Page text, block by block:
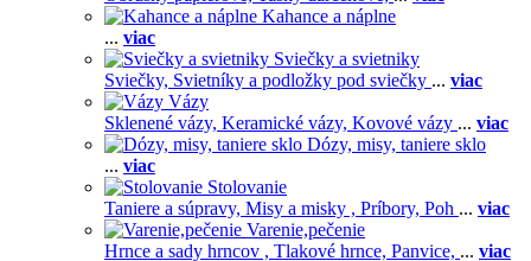
Kahance a náplne
... viac
Sviečky a svietniky
Sviečky, Svietníky a podložky pod sviečky ... viac
Vázy
Sklenené vázy, Keramické vázy, Kovové vázy ... viac
Dózy, misy, taniere sklo
... viac
Stolovanie
Taniere a súpravy, Misy a misky , Príbory, Poh ... viac
Varenie,pečenie
Hrnce a sady hrncov , Tlakové hrnce, Panvice, ... viac